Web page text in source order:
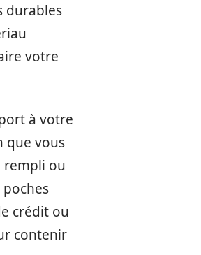
durables
votre
à votre
que vous
rempli ou
crédit ou
contenir